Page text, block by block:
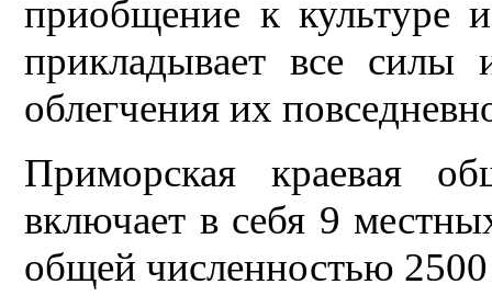
приобщение к культуре
прикладывает все силы
облегчения их
Приморская краевая
включает в себя 9
общей численностью 2500